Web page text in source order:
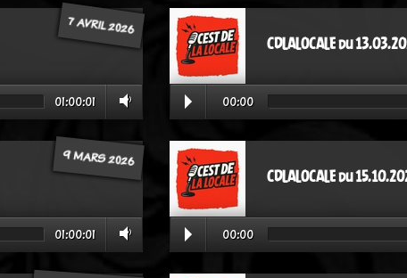
7 AVRIL 2026
01:00:01
CDLALOCALE du
00:00
9 MARS 2026
01:00:01
CDLALOCALE du
00:00